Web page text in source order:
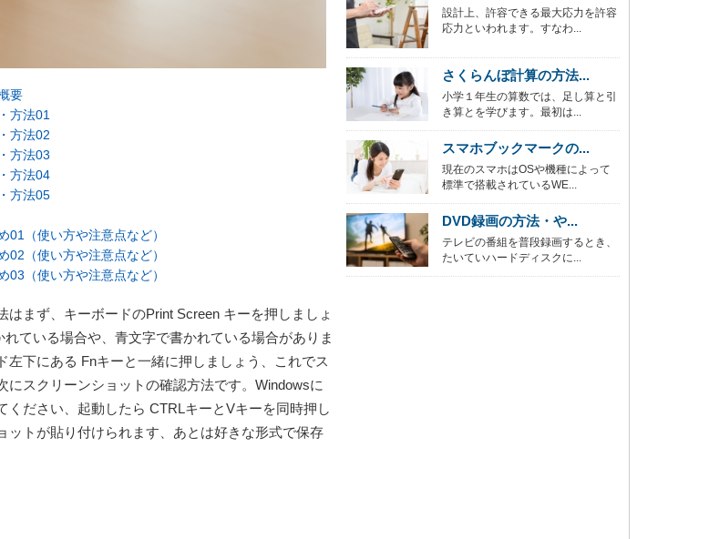
要
方法01
方法02
方法03
方法04
方法05
01（使い方や注意点など）
02（使い方や注意点など）
03（使い方や注意点など）
まず、キーボードのPrint Screen キーを押しましょ
ている場合や、青文字で書かれている場合がありま
下にある Fnキーと一緒に押しましょう、これでス
スクリーンショットの確認方法です。Windowsに
ださい、起動したら CTRLキーとVキーを同時押し
ットが貼り付けられます、あとは好きな形式で保存
設計上、許容できる最大応力を許容
応力といわれます。すなわ...
さくらんぼ計算の方法...
小学１年生の算数では、足し算と引
き算とを学びます。最初は...
スマホブックマークの...
現在のスマホはOSや機種によって
標準で搭載されているWE...
DVD録画の方法・や...
テレビの番組を普段録画するとき、
たいていハードディスクに...